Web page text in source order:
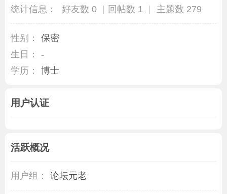
统计信息： 好友数 0 回帖数 1 主题数 279
性别：
保密
生日：
-
学历：
博士
用户认证
活跃概况
用户组： 论坛元老